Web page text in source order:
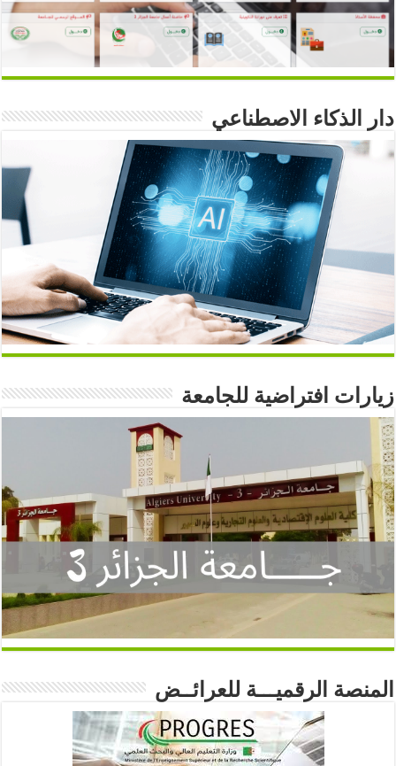
دار الذكاء الاصطناعي
زيارات افتراضية للجامعة
المنصة الرقميـــة للعرائــض